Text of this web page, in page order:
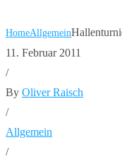
HomeAllgemein
11. Februar 2011
/
By Oliver Raisch
/
Allgemein
/